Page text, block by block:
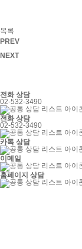
목록
PREV
NEXT
전화 상담
02-532-3490
전화 상담
02-532-3490
카톡 상담
이메일
홈페이지 상담